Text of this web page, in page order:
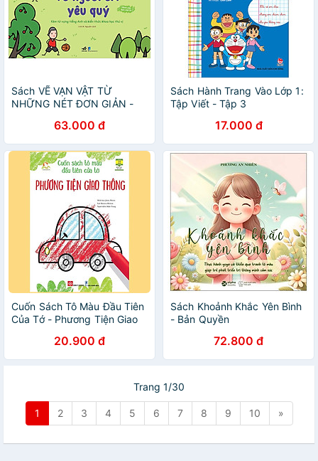
Sách VẼ VẠN VẬT TỪ
NHỮNG NÉT ĐƠN GIẢN -
63.000 đ
Sách Hành Trang Vào Lớp 1:
Tập Viết - Tập 3
17.000 đ
Cuốn Sách Tô Màu Đầu Tiên
Của Tớ - Phương Tiện Giao
20.900 đ
Sách Khoảnh Khắc Yên Bình
- Bản Quyền
72.800 đ
Trang 1/30
1 2 3 4 5 6 7 8 9 10 »